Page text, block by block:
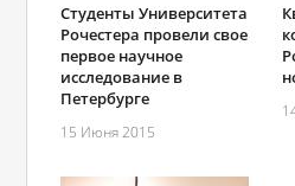
Студенты Университета
Рочестера провели свое
первое научное
исследование в
Петербурге
15 Июня 2015